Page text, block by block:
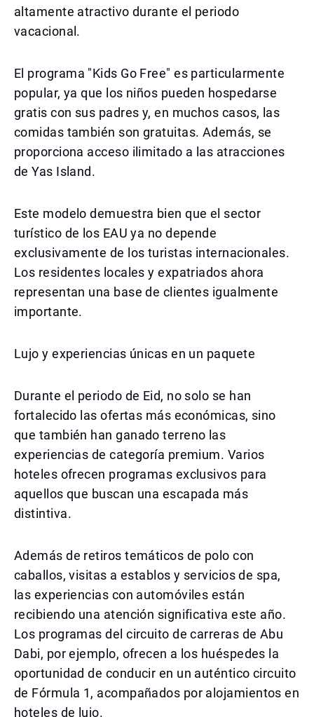
altamente atractivo durante el periodo
vacacional.
El programa "Kids Go Free" es particularmente
popular, ya que los niños pueden hospedarse
gratis con sus padres y, en muchos casos, las
comidas también son gratuitas. Además, se
proporciona acceso ilimitado a las atracciones
de Yas Island.
Este modelo demuestra bien que el sector
turístico de los EAU ya no depende
exclusivamente de los turistas internacionales.
Los residentes locales y expatriados ahora
representan una base de clientes igualmente
importante.
Lujo y experiencias únicas en un paquete
Durante el periodo de Eid, no solo se han
fortalecido las ofertas más económicas, sino
que también han ganado terreno las
experiencias de categoría premium. Varios
hoteles ofrecen programas exclusivos para
aquellos que buscan una escapada más
distintiva.
Además de retiros temáticos de polo con
caballos, visitas a establos y servicios de spa,
las experiencias con automóviles están
recibiendo una atención significativa este año.
Los programas del circuito de carreras de Abu
Dabi, por ejemplo, ofrecen a los huéspedes la
oportunidad de conducir en un auténtico circuito
de Fórmula 1, acompañados por alojamientos en
hoteles de lujo.